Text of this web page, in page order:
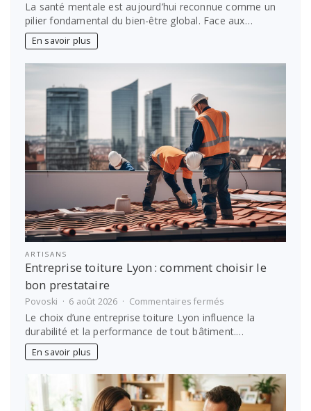
mentale
:
La santé mentale est aujourd’hui reconnue comme un
pilier fondamental du bien-être global. Face aux…
En savoir plus
ARTISANS
Entreprise toiture Lyon : comment choisir le
bon prestataire
Povoski 6 août 2026 Commentaires fermés
Entreprise
toiture
Lyon :
le
bon
prestataire
Le choix d’une entreprise toiture Lyon influence la
durabilité et la performance de tout bâtiment.…
En savoir plus